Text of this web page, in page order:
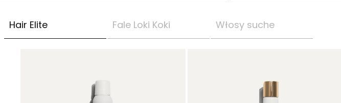
Hair Elite Fale Loki Koki Włosy suche